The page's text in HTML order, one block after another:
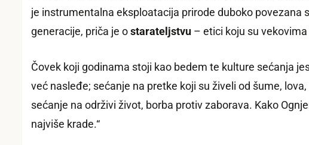
je instrumentalna eksploatacija prirode duboko povezana
generacije, priča je o starateljstvu – etici koju su
Čovek koji godinama stoji kao bedem te kulture sećanja
već nasleđe; sećanje na pretke koji su živeli od šume,
sećanje na održivi život, borba protiv zaborava. Kako
najviše krade.“